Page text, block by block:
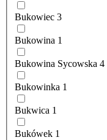
Bukowiec 3
Bukowina 1
Bukowina Sycowska 4
Bukowinka 1
Bukwica 1
Bukówek 1